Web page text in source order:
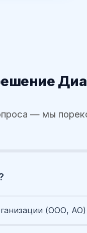
— мы
(ООО, АО)